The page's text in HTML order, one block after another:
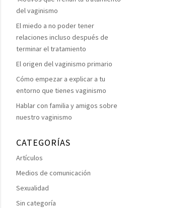
del vaginismo
El miedo a no poder tener
relaciones incluso después de
terminar el tratamiento
El origen del vaginismo primario
Cómo empezar a explicar a tu
entorno que tienes vaginismo
Hablar con familia y amigos sobre
nuestro vaginismo
CATEGORÍAS
Artículos
Medios de comunicación
Sexualidad
Sin categoría